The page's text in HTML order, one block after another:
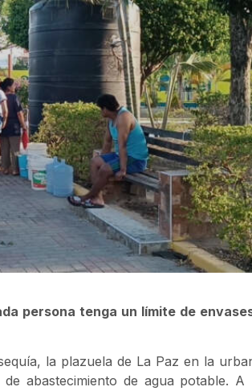
persona tenga un límite de
la plazuela de La Paz en la
abastecimiento de agua potable. A